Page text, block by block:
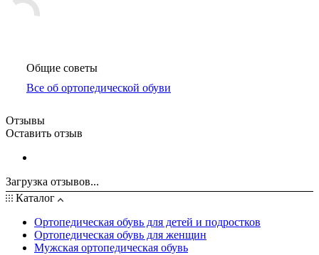
Общие советы
Все об ортопедической обуви
Отзывы
Оставить отзыв
Загрузка отзывов...
Каталог
Ортопедическая обувь для детей и подростков
Ортопедическая обувь для женщин
Мужская ортопедическая обувь